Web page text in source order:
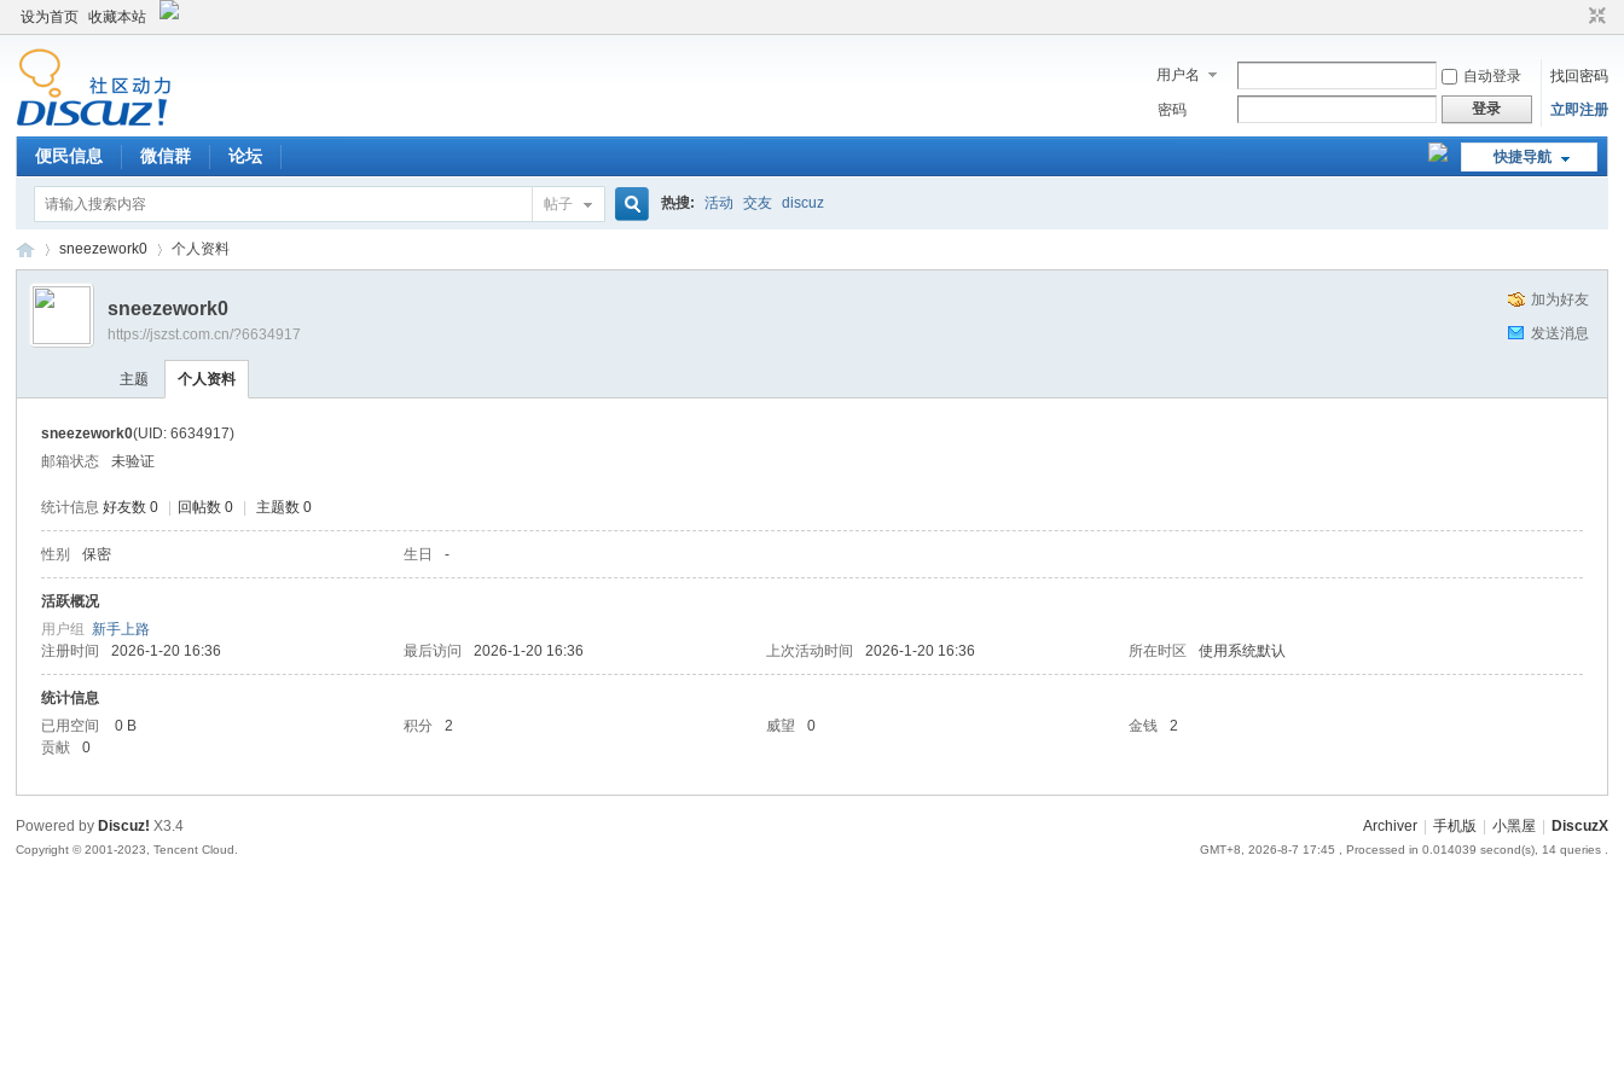
设为首页 收藏本站
用户名 自动登录
找回密码
密码
登录 立即注册
快捷导航
便民信息 微信群 论坛
帖子 热搜: 活动 交友 discuz
uz!
›
sneezework0 个人资料
加为好友
发送消息
sneezework0
https://jszst.com.cn/?6634917
主题 个人资料
sneezework0(UID: 6634917)
邮箱状态
未验证
统计信息 好友数 0 回帖数 0 主题数 0
性别 保密 生日 -
活跃概况
用户组新手上路
注册时间
2026-1-20 16:36 最后访问 2026-1-20 16:36 上次活动时间 2026-1-20 16:36 所在时区 使用系统默认
统计信息
已用空间
0 B 积分 2 威望 0 金钱
2
贡献
0
Archiver 手机版 小黑屋 DiscuzX
GMT+8, 2026-8-7 17:45 , Processed in 0.014039 second(s), 14 queries .
Powered by Discuz! X3.4
Copyright © 2001-2023, Tencent Cloud.